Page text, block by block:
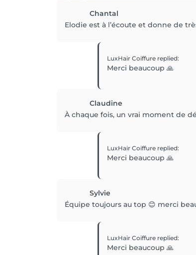
Chantal
Elodie est à l’écoute et donne de
LuxHair Coiffure replied:
Merci beaucoup 🙏
Claudine
À chaque fois, un vrai moment de
LuxHair Coiffure replied:
Merci beaucoup 🙏
Sylvie
Équipe toujours au top 😊 merci
LuxHair Coiffure replied:
Merci beaucoup 🙏